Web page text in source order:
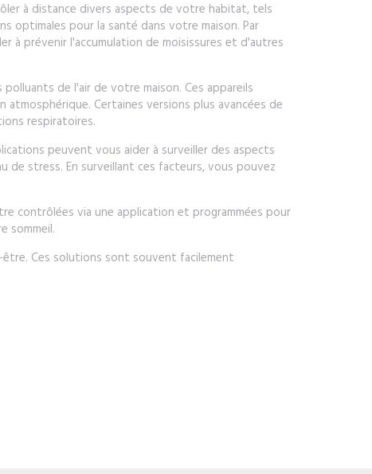
à distance divers aspects de votre habitat, tels
optimales pour la santé dans votre maison. Par
à prévenir l'accumulation de moisissures et d'autres
de l'air de votre maison. Ces appareils
Certaines versions plus avancées de
respiratoires.
peuvent vous aider à surveiller des aspects
stress. En surveillant ces facteurs, vous pouvez
contrôlées via une application et programmées pour
sommeil.
Ces solutions sont souvent facilement